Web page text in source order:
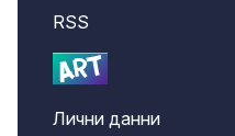
RSS
Лични данни